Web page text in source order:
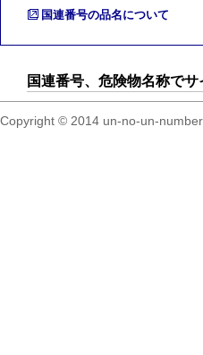
国連番号の品名について
国連番号、危険物名称で
Copyright © 2014 un-no-un-